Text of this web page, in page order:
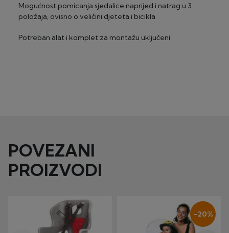
Mogućnost pomicanja sjedalice naprijed i natrag u 3
položaja, ovisno o veličini djeteta i bicikla
Potreban alat i komplet za montažu uključeni
POVEZANI
PROIZVODI
-20%